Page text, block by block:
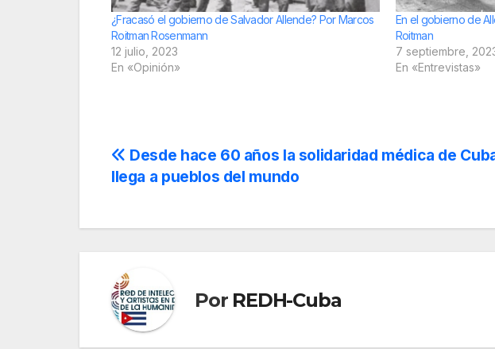
¿Fracasó el gobierno de Salvador Allende? Por Marcos
Roitman Rosenmann
12 julio, 2023
En «Opinión»
En el gobierno de
Roitman
7 septiembre,
En «Entrevistas»
Navegación
de
entradas
Desde hace 60 años la solidaridad médica de
llega a pueblos del mundo
Por REDH-Cuba